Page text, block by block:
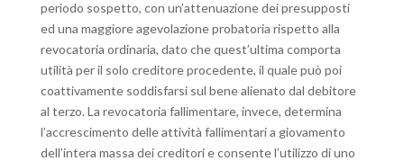
periodo sospetto, con un’attenuazione dei presupposti
ed una maggiore agevolazione probatoria rispetto alla
revocatoria ordinaria, dato che quest’ultima comporta
utilità per il solo creditore procedente, il quale può poi
coattivamente soddisfarsi sul bene alienato dal debitore
al terzo. La revocatoria fallimentare, invece, determina
l’accrescimento delle attività fallimentari a giovamento
dell’intera massa dei creditori e consente l’utilizzo di uno